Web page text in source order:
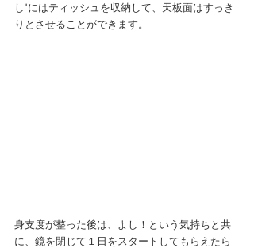
し"にはティッシュを収納して、天板面はすっき
りとさせることができます。
身支度が整った後は、よし！という気持ちと共
に、鏡を閉じて１日をスタートしてもらえたら